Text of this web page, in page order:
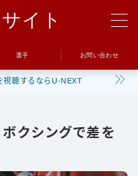
イト
選手 お問い合わせ
視聴するならU-NEXT
クシングで差を